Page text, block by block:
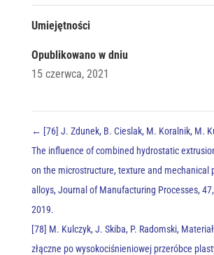
Umiejętności
Opublikowano w dniu
15 czerwca, 2021
← [76] J. Zdunek, B. Cieslak, M. Koralnik, M.
The influence of combined hydrostatic
on the microstructure, texture and mechanical
alloys, Journal of Manufacturing Processes,
2019.
[78] M. Kulczyk, J. Skiba, P. Radomski,
złączne po wysokociśnieniowej przeróbce